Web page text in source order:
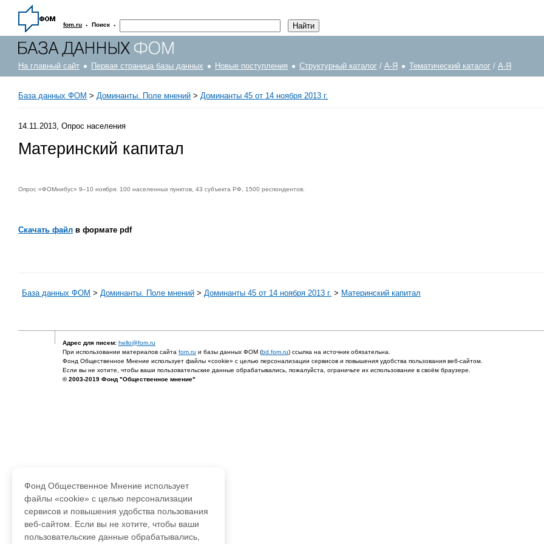
fom.ru · Поиск ·
На главный сайт Первая страница базы данных Новые поступления Структурный каталог / А-Я Тематический каталог / А-Я
База данных ФОМ > Доминанты. Поле мнений > Доминанты 45 от 14 ноября 2013 г.
14.11.2013, Опрос населения
Материнский капитал
Опрос «ФОМнибус» 9–10 ноября. 100 населенных пунктов, 43 субъекта РФ, 1500 респондентов.
Скачать файл в формате pdf
База данных ФОМ > Доминанты. Поле мнений > Доминанты 45 от 14 ноября 2013 г. > Материнский капитал
Адрес для писем: hello@fom.ru
При использовании материалов сайта fom.ru и базы данных ФОМ (bd.fom.ru) ссылка на источник обязательна.
Фонд Общественное Мнение использует файлы «cookie» с целью персонализации сервисов и повышения удобства пользования веб-сайтом.
Если вы не хотите, чтобы ваши пользовательские данные обрабатывались, пожалуйста, ограничьте их использование в своём браузере.
© 2003-2019 Фонд "Общественное мнение"
Фонд Общественное Мнение использует
файлы «cookie» с целью персонализации
сервисов и повышения удобства пользования
веб-сайтом. Если вы не хотите, чтобы ваши
пользовательские данные обрабатывались,